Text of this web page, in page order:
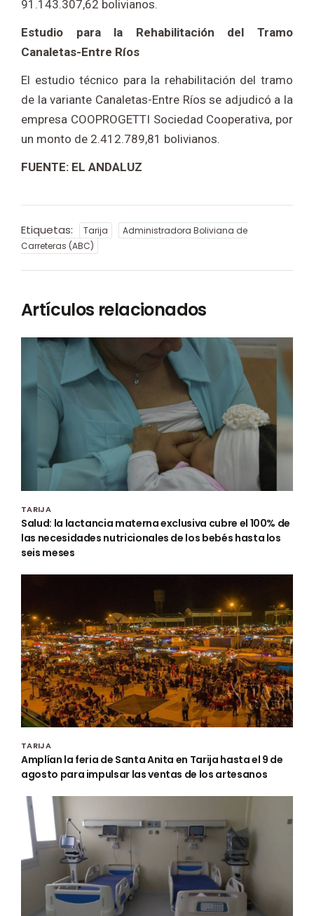
91.143.307,62 bolivianos.
Estudio para la Rehabilitación del Tramo
Canaletas-Entre Ríos
El estudio técnico para la rehabilitación del tramo
de la variante Canaletas-Entre Ríos se adjudicó a la
empresa COOPROGETTI Sociedad Cooperativa, por
un monto de 2.412.789,81 bolivianos.
FUENTE: EL ANDALUZ
Etiquetas: Tarija
Administradora Boliviana de
Carreteras (ABC)
Artículos relacionados
TARIJA
Salud: la lactancia materna exclusiva cubre el 100% de
las necesidades nutricionales de los bebés hasta los
seis meses
TARIJA
Amplían la feria de Santa Anita en Tarija hasta el 9 de
agosto para impulsar las ventas de los artesanos